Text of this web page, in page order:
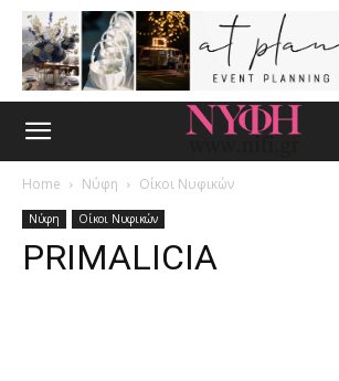
Home Νύφη Οίκοι Νυφικών
Νύφη Οίκοι Νυφικών
PRIMALICIA